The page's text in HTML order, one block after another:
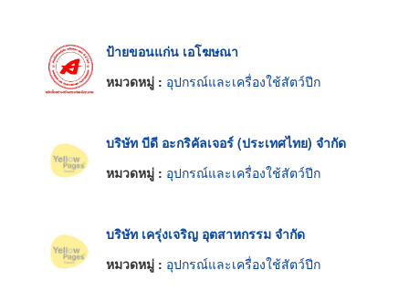
ป้ายขอนแก่น เอโฆษณา
หมวดหมู่ : อุปกรณ์และเครื่องใช้สัตว์ปีก
บริษัท บีดี อะกริคัลเจอร์ (ประเทศไทย) จำกัด
หมวดหมู่ : อุปกรณ์และเครื่องใช้สัตว์ปีก
บริษัท เครุ่งเจริญ อุตสาหกรรม จำกัด
หมวดหมู่ : อุปกรณ์และเครื่องใช้สัตว์ปีก